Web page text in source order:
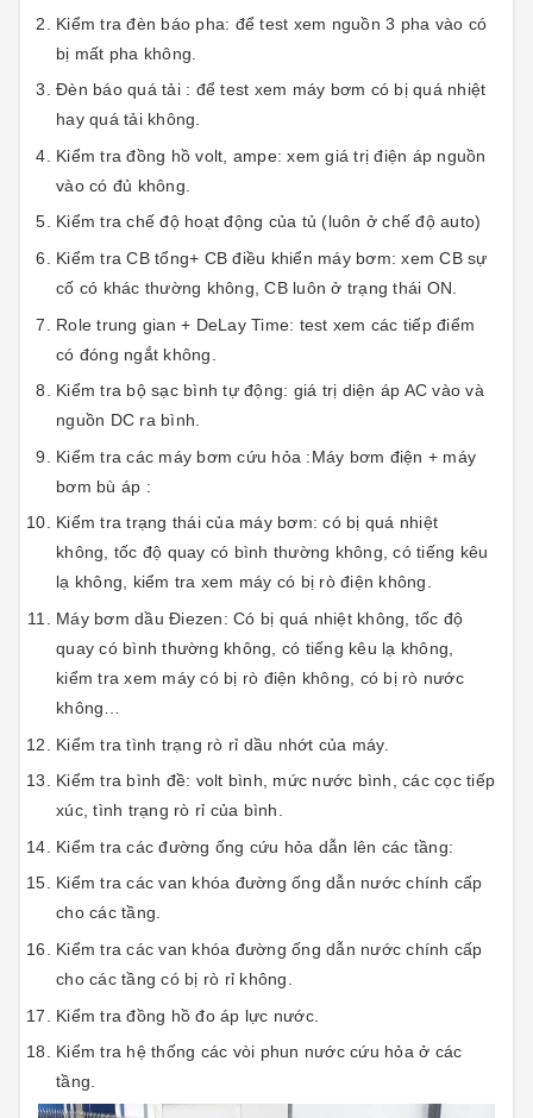
Kiểm tra đèn báo pha: để test xem nguồn 3 pha vào có
bị mất pha không.
Đèn báo quá tải : để test xem máy bơm có bị quá nhiệt
hay quá tải không.
Kiểm tra đồng hồ volt, ampe: xem giá trị điện áp nguồn
vào có đủ không.
Kiểm tra chế độ hoạt động của tủ (luôn ở chế độ auto)
Kiểm tra CB tổng+ CB điều khiển máy bơm: xem CB sự
cố có khác thường không, CB luôn ở trạng thái ON.
Role trung gian + DeLay Time: test xem các tiếp điểm
có đóng ngắt không.
Kiểm tra bộ sạc bình tự động: giá trị diện áp AC vào và
nguồn DC ra bình.
Kiểm tra các máy bơm cứu hỏa :Máy bơm điện + máy
bơm bù áp :
Kiểm tra trạng thái của máy bơm: có bị quá nhiệt
không, tốc độ quay có bình thường không, có tiếng kêu
lạ không, kiểm tra xem máy có bị rò điện không.
Máy bơm dầu Điezen: Có bị quá nhiệt không, tốc độ
quay có bình thường không, có tiếng kêu lạ không,
kiểm tra xem máy có bị rò điện không, có bị rò nước
không…
Kiểm tra tình trạng rò rỉ dầu nhớt của máy.
Kiểm tra bình đề: volt bình, mức nước bình, các cọc tiếp
xúc, tình trạng rò rỉ của bình.
Kiểm tra các đường ống cứu hỏa dẫn lên các tầng:
Kiểm tra các van khóa đường ống dẫn nước chính cấp
cho các tầng.
Kiểm tra các van khóa đường ống dẫn nước chính cấp
cho các tầng có bị rò rỉ không.
Kiểm tra đồng hồ đo áp lực nước.
Kiểm tra hệ thống các vòi phun nước cứu hỏa ở các
tầng.